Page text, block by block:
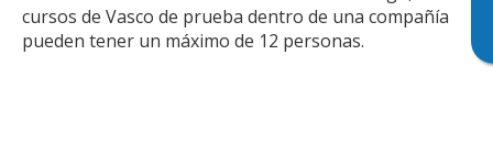
cursos de Vasco de prueba dentro de una compañía
pueden tener un máximo de 12 personas.